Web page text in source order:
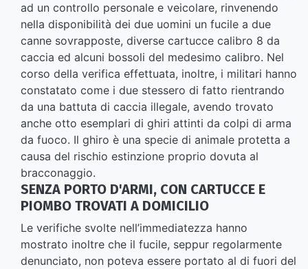
ad un controllo personale e veicolare, rinvenendo
nella disponibilità dei due uomini un fucile a due
canne sovrapposte, diverse cartucce calibro 8 da
caccia ed alcuni bossoli del medesimo calibro. Nel
corso della verifica effettuata, inoltre, i militari hanno
constatato come i due stessero di fatto rientrando
da una battuta di caccia illegale, avendo trovato
anche otto esemplari di ghiri attinti da colpi di arma
da fuoco. Il ghiro è una specie di animale protetta a
causa del rischio estinzione proprio dovuta al
bracconaggio.
SENZA PORTO D'ARMI, CON CARTUCCE E
PIOMBO TROVATI A DOMICILIO
Le verifiche svolte nell’immediatezza hanno
mostrato inoltre che il fucile, seppur regolarmente
denunciato, non poteva essere portato al di fuori del